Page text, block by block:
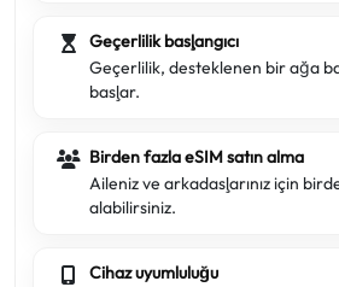
Geçerlilik başlangıcı
Geçerlilik, desteklenen bir ağa
başlar.
Birden fazla eSIM satın alma
Aileniz ve arkadaşlarınız için
alabilirsiniz.
Cihaz uyumluluğu